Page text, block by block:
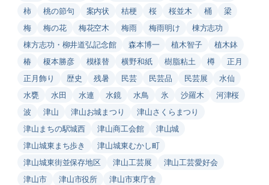
柿
桃の節句 案内状 桔梗 桜 桜並木 桶
梁
梅
梅の花 梅花空木 梅雨 梅雨明け
棟方志功
棟方志功・柳井道弘記念館
森本博一 植木智子
植木鉢
椿
榎本勝彦 模様替 横野和紙 樹脂粘土 樽
正月
正月飾り
歴史 残暑 民芸 民芸品 民芸展
水仙
水甕
水田 水連 水鏡 水鳥 氷 沙羅木
河津桜
波
津山 津山お城まつり
津山さくらまつり
津山まちの駅城西
津山商工会館
津山城
津山城東まち歩き
津山城東むかし町
津山城東街並保存地区
津山工芸展
津山工芸愛好会
津山市
津山市役所
津山市東庁舎